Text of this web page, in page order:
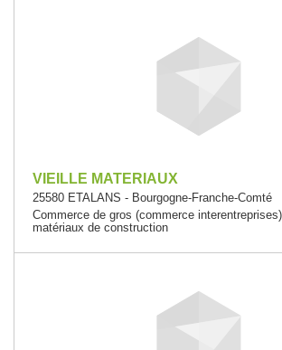
VIEILLE MATERIAUX
25580 ETALANS - Bourgogne-Franche-Comté
Commerce de gros (commerce
matériaux de construction